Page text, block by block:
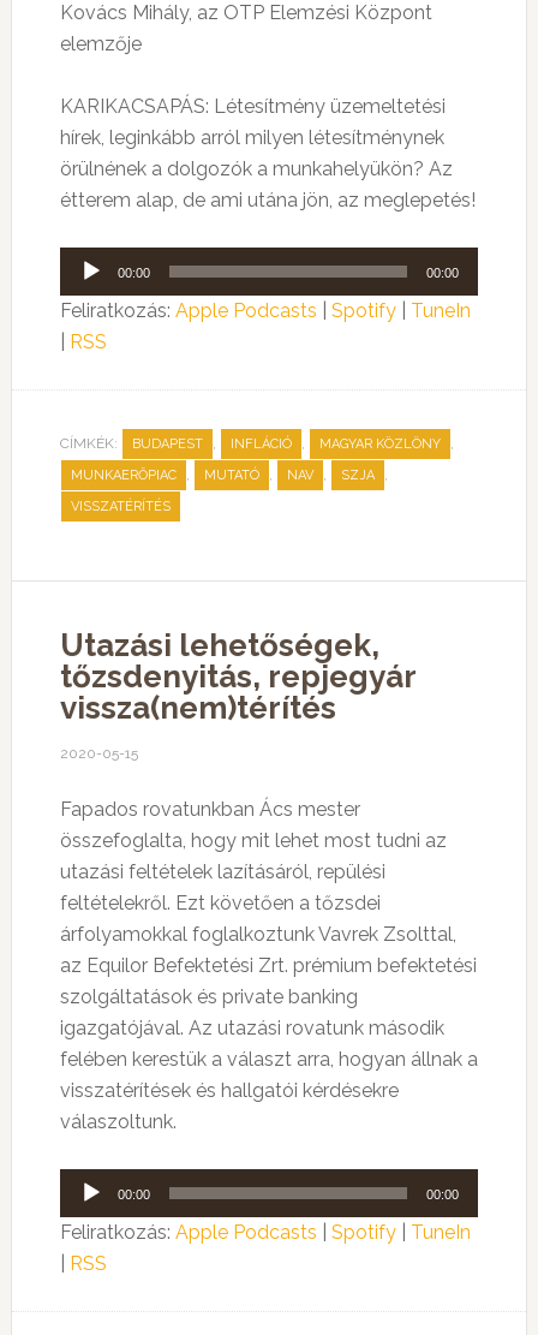
Kovács Mihály, az OTP Elemzési Központ
elemzője
KARIKACSAPÁS: Létesítmény üzemeltetési
hírek, leginkább arról milyen létesítménynek
örülnének a dolgozók a munkahelyükön? Az
étterem alap, de ami utána jön, az meglepetés!
Audió
lejátszó
00:00 00:00
Feliratkozás: Apple Podcasts Spotify| TuneIn
RSS
CÍMKÉK: BUDAPEST , INFLÁCIÓ , MAGYAR KÖZLÖNY ,
MUNKAERŐPIAC , MUTATÓ , NAV , SZJA ,
VISSZATÉRÍTÉS
Utazási lehetőségek,
tőzsdenyitás, repjegyár
vissza(nem)térítés
2020-05-15
Fapados rovatunkban Ács mester
összefoglalta, hogy mit lehet most tudni az
utazási feltételek lazításáról, repülési
feltételekről. Ezt követően a tőzsdei
árfolyamokkal foglalkoztunk Vavrek Zsolttal,
az Equilor Befektetési Zrt. prémium befektetési
szolgáltatások és private banking
igazgatójával. Az utazási rovatunk második
felében kerestük a választ arra, hogyan állnak a
visszatérítések és hallgatói kérdésekre
válaszoltunk.
Audió
lejátszó
00:00 00:00
Feliratkozás: Apple Podcasts Spotify| TuneIn
RSS